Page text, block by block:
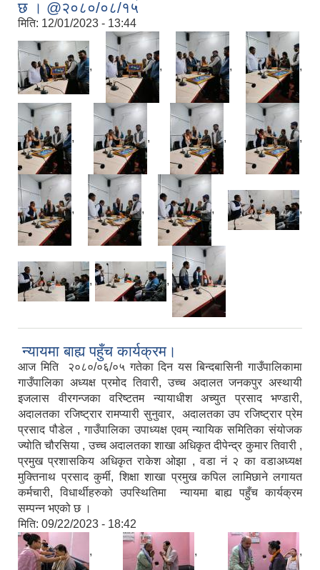
छ । @२०८०/०८/१५
मिति: 12/01/2023 - 13:44
, , , ,
, , , ,
, , , ,
, ,
न्यायमा बाह्य पहुँच कार्यक्रम।
आज मिति २०८०/०६/०५ गतेका दिन यस बिन्दबासिनी गाउँपालिकामा
गाउँपालिका अध्यक्ष प्रमोद तिवारी, उच्च अदालत जनकपुर अस्थायी
इजलास वीरगन्जका वरिष्टतम न्यायाधीश अच्युत प्रसाद भण्डारी,
अदालतका रजिष्ट्रार रामप्यारी सुनुवार, अदालतका उप रजिष्ट्रार प्रेम
प्रसाद पौडेल , गाउँपालिका उपाध्यक्ष एवम् न्यायिक समितिका संयोजक
ज्योति चौरसिया , उच्च अदालतका शाखा अधिकृत दीपेन्द्र कुमार तिवारी ,
प्रमुख प्रशासकिय अधिकृत राकेश ओझा , वडा नं २ का वडाअध्यक्ष
मुक्तिनाथ प्रसाद कुर्मी, शिक्षा शाखा प्रमुख कपिल लामिछाने लगायत
कर्मचारी, विधार्थीहरुको उपस्थितिमा न्यायमा बाह्य पहुँच कार्यक्रम
सम्पन्न भएको छ ।
मिति: 09/22/2023 - 18:42
, , ,